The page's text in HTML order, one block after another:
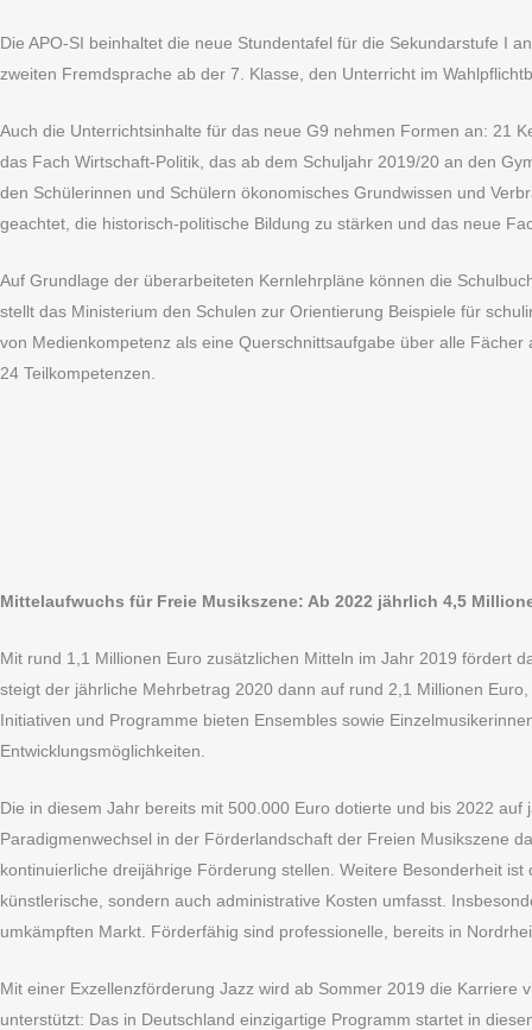
Die APO-SI beinhaltet die neue Stundentafel für die Sekundarstufe I
zweiten Fremdsprache ab der 7. Klasse, den Unterricht im
Auch die Unterrichtsinhalte für das neue G9 nehmen Formen an: 21
das Fach Wirtschaft-Politik, das ab dem Schuljahr 2019/20 an den
den Schülerinnen und Schülern ökonomisches Grundwissen und
geachtet, die historisch-politische Bildung zu stärken und das neue
Auf Grundlage der überarbeiteten Kernlehrpläne können die
stellt das Ministerium den Schulen zur Orientierung Beispiele für
von Medienkompetenz als eine Querschnittsaufgabe über alle
24 Teilkompetenzen.
Mittelaufwuchs für Freie Musikszene: Ab 2022 jährlich 4,5
Mit rund 1,1 Millionen Euro zusätzlichen Mitteln im Jahr 2019 fördert
steigt der jährliche Mehrbetrag 2020 dann auf rund 2,1 Millionen
Initiativen und Programme bieten Ensembles sowie
Entwicklungsmöglichkeiten.
Die in diesem Jahr bereits mit 500.000 Euro dotierte und bis 2022
Paradigmenwechsel in der Förderlandschaft der Freien Musikszene
kontinuierliche dreijährige Förderung stellen. Weitere Besonderheit
künstlerische, sondern auch administrative Kosten umfasst.
umkämpften Markt. Förderfähig sind professionelle, bereits in
Mit einer Exzellenzförderung Jazz wird ab Sommer 2019 die
unterstützt: Das in Deutschland einzigartige Programm startet in